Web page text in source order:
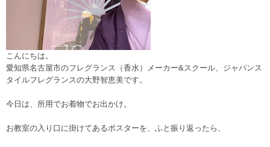
こんにちは。
愛知県名古屋市のフレグランス（香水）メーカー&スクール、ジャパンス
タイルフレグランスの大野智恵美です。
今日は、所用でお着物でお出かけ。
お教室の入り口に掛けてあるポスターを、ふと振り返ったら、